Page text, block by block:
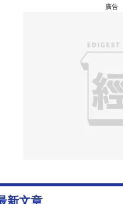
廣告
新文章